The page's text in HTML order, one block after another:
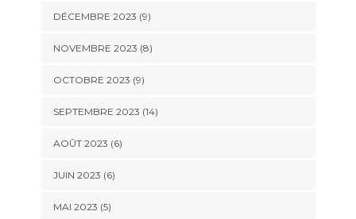
DÉCEMBRE 2023 (9)
NOVEMBRE 2023 (8)
OCTOBRE 2023 (9)
SEPTEMBRE 2023 (14)
AOÛT 2023 (6)
JUIN 2023 (6)
MAI 2023 (5)